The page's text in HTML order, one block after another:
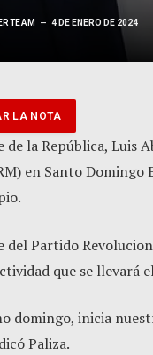
4 DE ENERO DE 2024
LA NOTA
de la República, Luis
en Santo Domingo
del Partido
que se llevará
domingo, inicia
Paliza.